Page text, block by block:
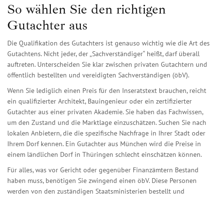
So wählen Sie den richtigen
Gutachter aus
Die Qualifikation des Gutachters ist genauso wichtig wie die Art des
Gutachtens. Nicht jeder, der „Sachverständiger“ heißt, darf überall
auftreten. Unterscheiden Sie klar zwischen privaten Gutachtern und
öffentlich bestellten und vereidigten Sachverständigen (öbV).
Wenn Sie lediglich einen Preis für den Inseratstext brauchen, reicht
ein qualifizierter Architekt, Bauingenieur oder ein zertifizierter
Gutachter aus einer privaten Akademie. Sie haben das Fachwissen,
um den Zustand und die Marktlage einzuschätzen. Suchen Sie nach
lokalen Anbietern, die die spezifische Nachfrage in Ihrer Stadt oder
Ihrem Dorf kennen. Ein Gutachter aus München wird die Preise in
einem ländlichen Dorf in Thüringen schlecht einschätzen können.
Für alles, was vor Gericht oder gegenüber Finanzämtern Bestand
haben muss, benötigen Sie zwingend einen öbV. Diese Personen
werden von den zuständigen Staatsministerien bestellt und